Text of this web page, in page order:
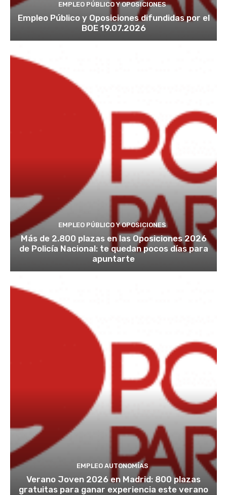
EMPLEO PÚBLICO Y OPOSICIONES
Empleo Público y Oposiciones difundidas por el
BOE 19.07.2026
EMPLEO PÚBLICO Y OPOSICIONES
Más de 2.800 plazas en las Oposiciones 2026
de Policía Nacional: te quedan pocos días para
apuntarte
EMPLEO AUTONOMÍAS
Verano Joven 2026 en Madrid: 800 plazas
gratuitas para ganar experiencia este verano